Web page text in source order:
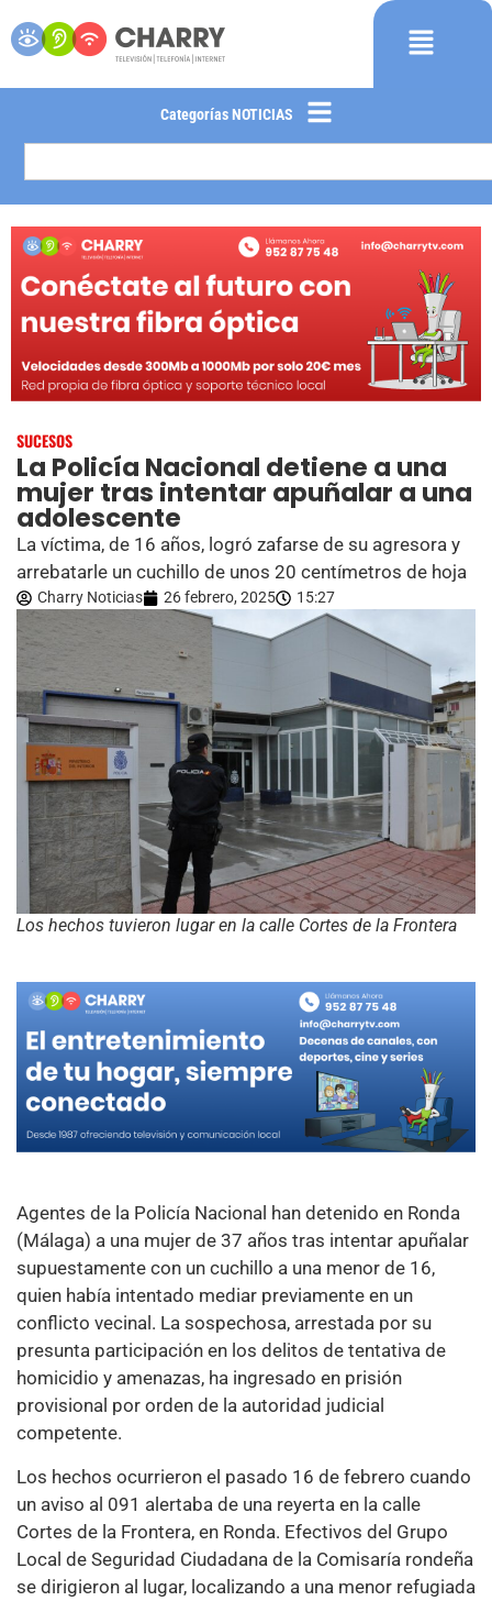
Categorías NOTICIAS
SUCESOS
La Policía Nacional detiene a una
mujer tras intentar apuñalar a una
adolescente
La víctima, de 16 años, logró zafarse de su agresora y
arrebatarle un cuchillo de unos 20 centímetros de hoja
Charry Noticias 26 febrero, 2025 15:27
Los hechos tuvieron lugar en la calle Cortes de la Frontera
Agentes de la Policía Nacional han detenido en Ronda
(Málaga) a una mujer de 37 años tras intentar apuñalar
supuestamente con un cuchillo a una menor de 16,
quien había intentado mediar previamente en un
conflicto vecinal. La sospechosa, arrestada por su
presunta participación en los delitos de tentativa de
homicidio y amenazas, ha ingresado en prisión
provisional por orden de la autoridad judicial
competente.
Los hechos ocurrieron el pasado 16 de febrero cuando
un aviso al 091 alertaba de una reyerta en la calle
Cortes de la Frontera, en Ronda. Efectivos del Grupo
Local de Seguridad Ciudadana de la Comisaría rondeña
se dirigieron al lugar, localizando a una menor refugiada